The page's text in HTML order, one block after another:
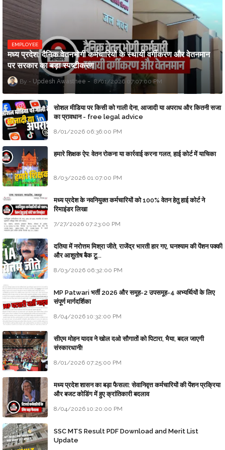
EMPLOYEE
मध्य प्रदेश: दैनिक वेतनभोगी कर्मचारियों के स्थायी वर्गीकरण और वेतनमान
पर सरकार का बड़ा स्पष्टीकरण
Updesh Awasthee 8/01/2026 07:07:00 PM
सोशल मीडिया पर किसी को गाली देना, आजादी या अपराध और कितनी सजा
का प्रावधान - free legal advice
8/01/2026 06:36:00 PM
हमारे शिक्षक ऐप: वेतन रोकना या कार्रवाई करना गलत, हाई कोर्ट में याचिका
8/03/2026 01:07:00 PM
मध्य प्रदेश के नवनियुक्त कर्मचारियों को 100% वेतन हेतु हाई कोर्ट ने
रिमाइंडर लिखा
7/27/2026 07:23:00 PM
दतिया में नरोत्तम मिश्रा जीते, राजेंद्र भारती हार गए, घनश्याम की पेंशन पक्की
और आशुतोष बैक टू...
8/03/2026 06:32:00 PM
MP Patwari भर्ती 2026 और समूह-2 उपसमूह-4 अभ्यर्थियों के लिए
संपूर्ण मार्गदर्शिका
8/04/2026 10:32:00 PM
सीएम मोहन यादव ने खोल दओ सौगातों को पिटारा, भैया, बदल जाएगी
संस्कारधानी!
8/01/2026 07:25:00 PM
मध्य प्रदेश शासन का बड़ा फैसला: सेवानिवृत्त कर्मचारियों की पेंशन प्रक्रिया
और बजट कोडिंग में हुए क्रांतिकारी बदलाव
8/04/2026 10:20:00 PM
SSC MTS Result PDF Download and Merit List
Update